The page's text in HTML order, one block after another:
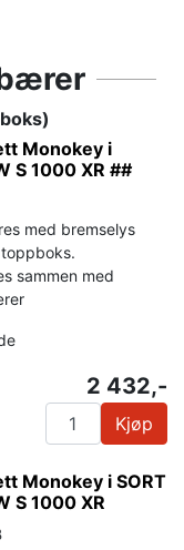
Monokey i
S 1000 XR ##
med bremselys
sammen med
2 432,-
Kjøp
Monokey i SORT
S 1000 XR